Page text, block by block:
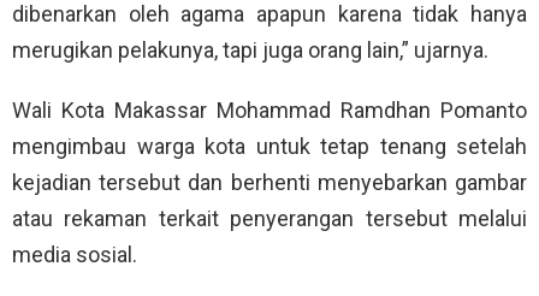
dibenarkan oleh agama apapun karena tidak hanya
merugikan pelakunya, tapi juga orang lain,” ujarnya.
Wali Kota Makassar Mohammad Ramdhan Pomanto
mengimbau warga kota untuk tetap tenang setelah
kejadian tersebut dan berhenti menyebarkan gambar
atau rekaman terkait penyerangan tersebut melalui
media sosial.